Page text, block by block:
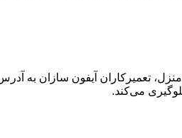
منزل، تعمیرکاران آیفون سازان به
می‌کند.